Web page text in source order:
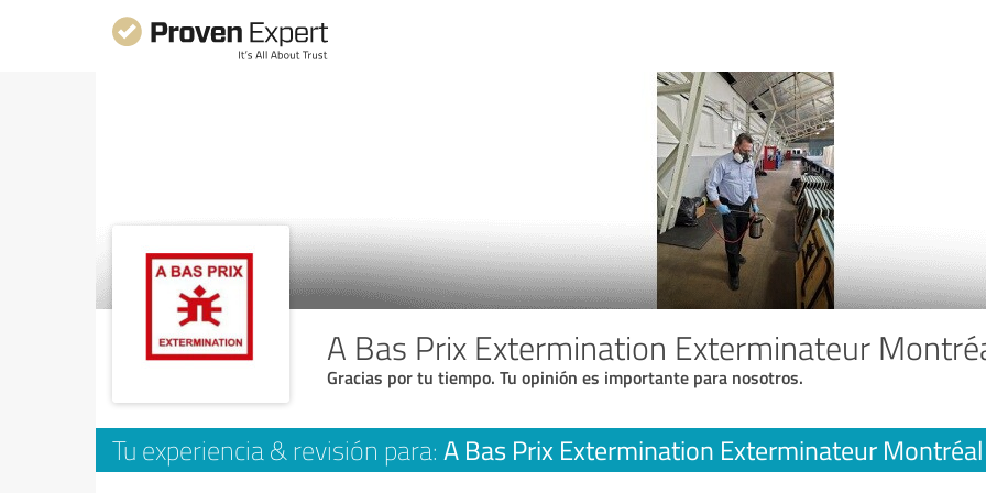
A Bas Prix Extermination Exterminateur
Gracias por tu tiempo. Tu opinión es importante para nosotros.
Tu experiencia & revisión para: A Bas Prix Extermination Exterminateur Montréal